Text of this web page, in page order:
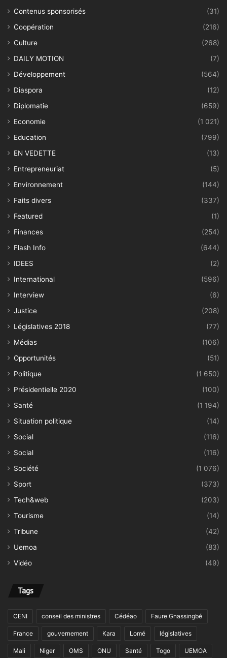
Contenus sponsorisés
(31)
Coopération
(216)
Culture
(268)
DAILY MOTION
(7)
Développement
(564)
Diaspora
(12)
Diplomatie
(659)
Economie
(1 021)
Education
(799)
EN VEDETTE
(13)
Entrepreneuriat
(5)
Environnement
(144)
Faits divers
(337)
Featured
(1)
Finances
(254)
Flash Info
(644)
IDEES
(2)
International
(596)
Interview
(6)
Justice
(208)
Législatives 2018
(77)
Médias
(106)
Opportunités
(51)
Politique
(1 650)
Présidentielle 2020
(100)
Santé
(1 194)
Situation politique
(14)
Social
(116)
Social
(116)
Société
(1 076)
Sport
(373)
Tech&web
(203)
Tourisme
(14)
Tribune
(42)
Uemoa
(83)
Vidéo
(49)
Tags
CENI conseil des ministres Cédéao Faure Gnassingbé
France gouvernement Kara Lomé législatives
Mali Niger OMS ONU Santé Togo UEMOA